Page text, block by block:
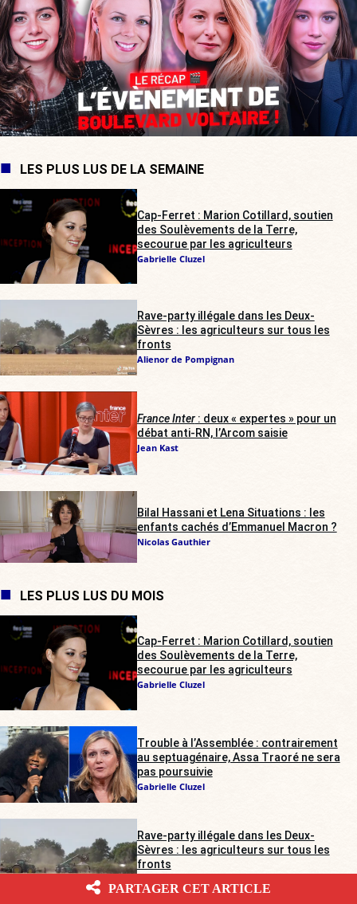
LES PLUS LUS DE LA SEMAINE
Cap-Ferret : Marion Cotillard, soutien
des Soulèvements de la Terre,
secourue par les agriculteurs
Gabrielle Cluzel
Rave-party illégale dans les Deux-
Sèvres : les agriculteurs sur tous les
fronts
Alienor de Pompignan
France Inter: deux « expertes » pour un
débat anti-RN, l’Arcom saisie
Jean Kast
Bilal Hassani et Lena Situations : les
enfants cachés d’Emmanuel Macron ?
Nicolas Gauthier
LES PLUS LUS DU MOIS
Cap-Ferret : Marion Cotillard, soutien
des Soulèvements de la Terre,
secourue par les agriculteurs
Gabrielle Cluzel
Trouble à l’Assemblée : contrairement
au septuagénaire, Assa Traoré ne sera
pas poursuivie
Gabrielle Cluzel
Rave-party illégale dans les Deux-
Sèvres : les agriculteurs sur tous les
fronts
PARTAGER CET ARTICLE